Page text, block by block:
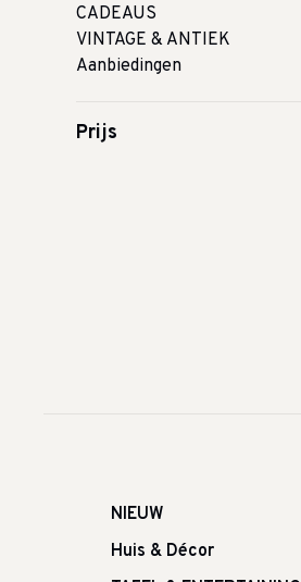
CADEAUS
VINTAGE & ANTIEK
Aanbiedingen
Prijs
NIEUW
Huis & Décor